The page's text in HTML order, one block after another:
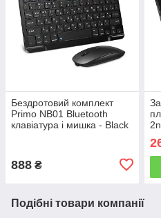
Бездротовий комплект
Primo NB01 Bluetooth
клавіатура і мишка - Black
888 ₴
Подібні товари компанії